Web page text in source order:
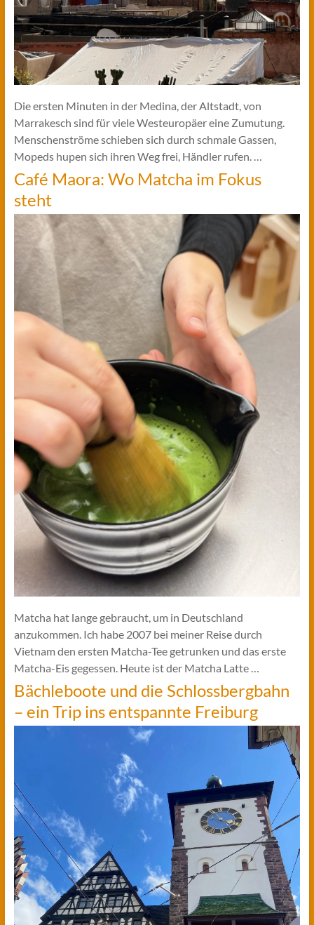
Die ersten Minuten in der Medina, der Altstadt, von
Marrakesch sind für viele Westeuropäer eine Zumutung.
Menschenströme schieben sich durch schmale Gassen,
Mopeds hupen sich ihren Weg frei, Händler rufen. …
Café Maora: Wo Matcha im Fokus
steht
Matcha hat lange gebraucht, um in Deutschland
anzukommen. Ich habe 2007 bei meiner Reise durch
Vietnam den ersten Matcha-Tee getrunken und das erste
Matcha-Eis gegessen. Heute ist der Matcha Latte …
Bächleboote und die Schlossbergbahn
– ein Trip ins entspannte Freiburg